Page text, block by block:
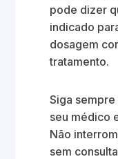
pode dizer
indicado
dosagem
tratamento.
Siga
seu médico
Não
sem